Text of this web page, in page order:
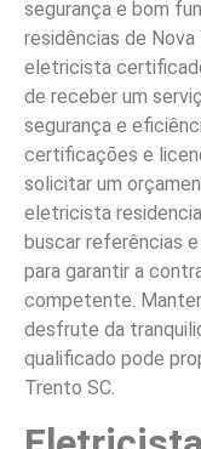
segurança e bom
residências de
eletricista
de receber um
segurança e
certificações e
solicitar um
eletricista
buscar referências
para garantir a
competente.
desfrute da
qualificado pode
Trento SC.